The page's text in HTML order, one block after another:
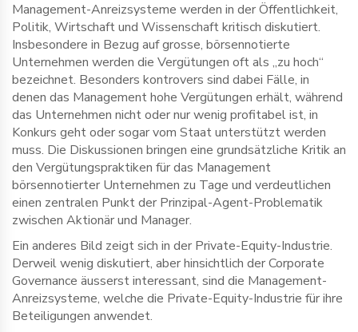
Management-Anreizsysteme werden in der Öffentlichkeit,
Politik, Wirtschaft und Wissenschaft kritisch diskutiert.
Insbesondere in Bezug auf grosse, börsennotierte
Unternehmen werden die Vergütungen oft als „zu hoch“
bezeichnet. Besonders kontrovers sind dabei Fälle, in
denen das Management hohe Vergütungen erhält, während
das Unternehmen nicht oder nur wenig profitabel ist, in
Konkurs geht oder sogar vom Staat unterstützt werden
muss. Die Diskussionen bringen eine grundsätzliche Kritik an
den Vergütungspraktiken für das Management
börsennotierter Unternehmen zu Tage und verdeutlichen
einen zentralen Punkt der Prinzipal-Agent-Problematik
zwischen Aktionär und Manager.
Ein anderes Bild zeigt sich in der Private-Equity-Industrie.
Derweil wenig diskutiert, aber hinsichtlich der Corporate
Governance äusserst interessant, sind die Management-
Anreizsysteme, welche die Private-Equity-Industrie für ihre
Beteiligungen anwendet.